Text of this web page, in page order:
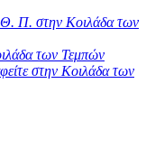
Π. στην Κοιλάδα των
των Τεμπών
στην Κοιλάδα των